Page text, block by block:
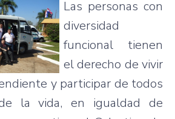
Las personas con
diversidad
funcional
tienen
elderecho devivir
y participar de todos
lavida, en igualdad de